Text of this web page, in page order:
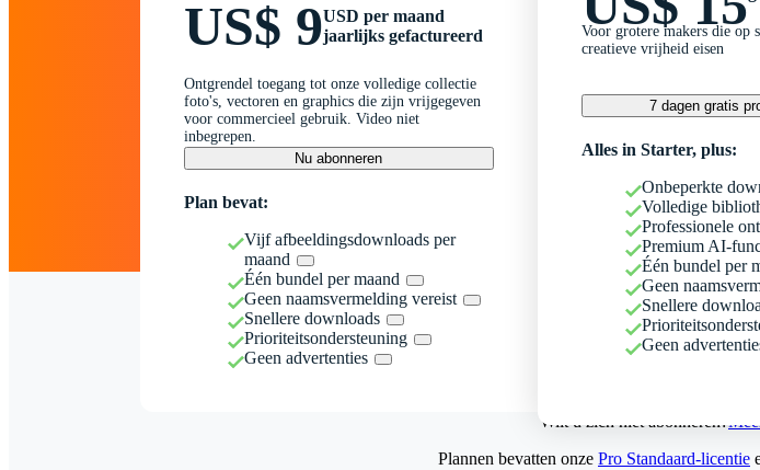
US$ 9USD per maand
jaarlijks gefactureerd
Ontgrendel toegang tot onze volledige collectie
foto's, vectoren en graphics die zijn vrijgegeven
voor commercieel gebruik. Video niet
inbegrepen.
Nu abonneren
Plan bevat:
Vijf afbeeldingsdownloads per
maand
Één bundel per maand
Geen naamsvermelding vereist
Snellere downloads
Prioriteitsondersteuning
Geen advertenties
Voor grotere makers die op
creatieve vrijheid eisen
7 dagen gratis
Alles in Starter, plus:
Onbeperkte
Volledige
Professionele
Premium AI-
Één bundel per
Geen
Snellere
Geen
Wilt u zich niet abonneren?
Plannen bevatten onze Pro Standaard-licentie